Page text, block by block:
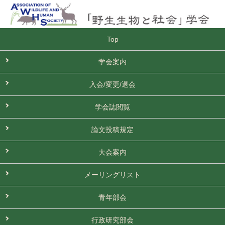
Top
学会案内
入会/変更/退会
学会誌閲覧
論文投稿規定
大会案内
メーリングリスト
青年部会
行政研究部会